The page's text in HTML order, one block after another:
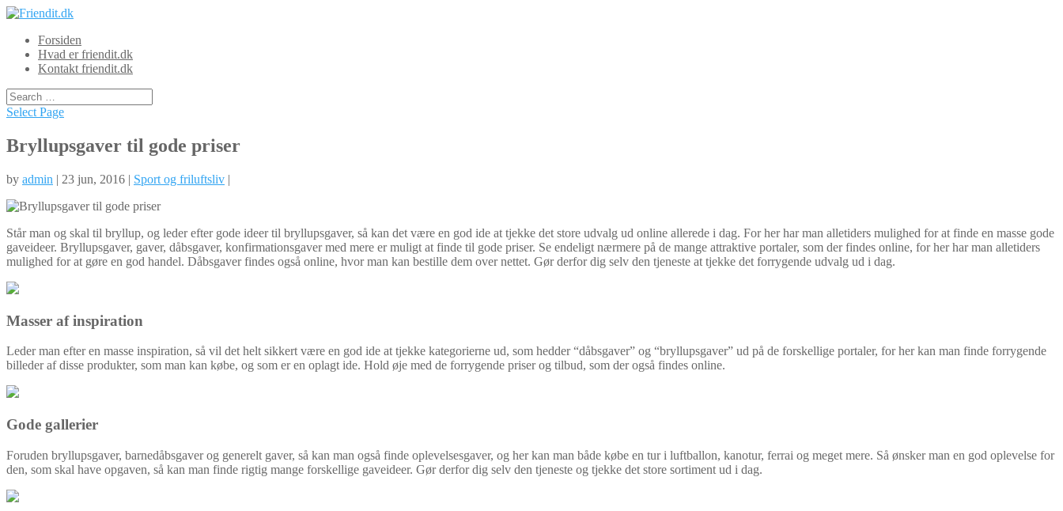
Forsiden
Hvad er friendit.dk
Kontakt friendit.dk
Select Page
Bryllupsgaver til gode priser
by admin | 23 jun, 2016 | Sport og friluftsliv |
Står man og skal til bryllup, og leder efter gode ideer til bryllupsgaver, så kan det være en god ide at tjekke det store udvalg ud online allerede i dag. For her har man alletiders mulighed for at finde en masse gode
gaveideer. Bryllupsgaver, gaver, dåbsgaver, konfirmationsgaver med mere er muligt at finde til gode priser. Se endeligt nærmere på de mange attraktive portaler, som der findes online, for her har man alletiders
mulighed for at gøre en god handel. Dåbsgaver findes også online, hvor man kan bestille dem over nettet. Gør derfor dig selv den tjeneste at tjekke det forrygende udvalg ud i dag.
Masser af inspiration
Leder man efter en masse inspiration, så vil det helt sikkert være en god ide at tjekke kategorierne ud, som hedder “dåbsgaver” og “bryllupsgaver” ud på de forskellige portaler, for her kan man finde forrygende
billeder af disse produkter, som man kan købe, og som er en oplagt ide. Hold øje med de forrygende priser og tilbud, som der også findes online.
Gode gallerier
Foruden bryllupsgaver, barnedåbsgaver og generelt gaver, så kan man også finde oplevelsesgaver, og her kan man både købe en tur i luftballon, kanotur, ferrai og meget mere. Så ønsker man en god oplevelse for
den, som skal have opgaven, så kan man finde rigtig mange forskellige gaveideer. Gør derfor dig selv den tjeneste og tjekke det store sortiment ud i dag.